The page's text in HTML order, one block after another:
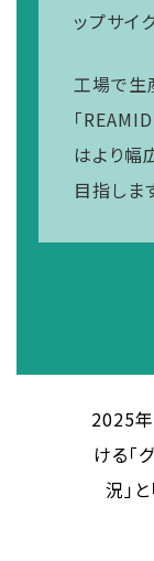
ップサイ
工場で生
「
はより幅
目指しま
2025
ける「
況」